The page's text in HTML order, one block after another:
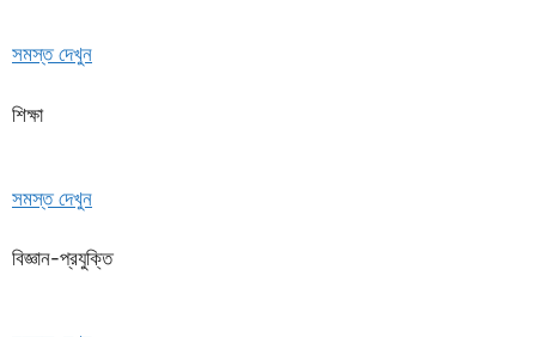
সমস্ত দেখুন
শিক্ষা
সমস্ত দেখুন
বিজ্ঞান-প্রযুক্তি